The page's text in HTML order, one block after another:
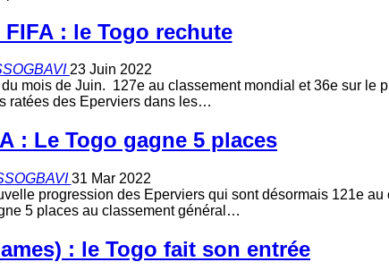
FIFA : le Togo rechute
23 Juin 2022
mois de Juin. 127e au classement mondial et 36e sur le
ratées des Eperviers dans les…
: Le Togo gagne 5 places
31 Mar 2022
progression des Eperviers qui sont désormais 121e
5 places au classement général…
: le Togo fait son entrée